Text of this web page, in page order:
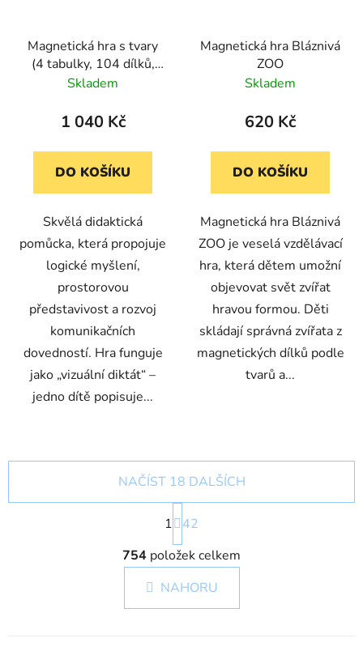
Magnetická hra s tvary
(4 tabulky, 104 dílků,
15 předloh)
Skladem
1 040 Kč
DO KOŠÍKU
Skvělá didaktická
pomůcka, která propojuje
logické myšlení,
prostorovou
představivost a rozvoj
komunikačních
dovedností. Hra funguje
jako „vizuální diktát“ –
jedno dítě popisuje...
Magnetická hra Bláznivá
ZOO
Skladem
620 Kč
DO KOŠÍKU
Magnetická hra Bláznivá
ZOO je veselá vzdělávací
hra, která dětem umožní
objevovat svět zvířat
hravou formou. Děti
skládají správná zvířata z
magnetických dílků podle
tvarů a...
O
v
l
á
d
NAČÍST 18 DALŠÍCH
S
t
r
á
n
k
1
42
754 položek celkem
NAHORU